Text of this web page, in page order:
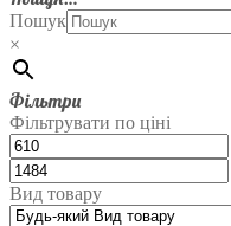
Пошук
×
Фільтри
Фільтрувати по ціні
Вид товару